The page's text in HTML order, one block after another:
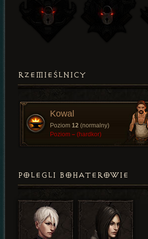
RZEMIEŚLNICY
Kowal
Poziom 12 (normalny)
Poziom – (hardkor)
POLEGLI BOHATEROWIE